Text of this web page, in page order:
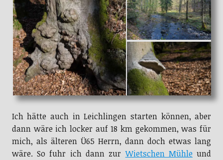
Ich hätte auch in Leichlingen starten können, aber
dann wäre ich locker auf 18 km gekommen, was für
mich, als älteren Ü65 Herrn, dann doch etwas lang
wäre. So fuhr ich dann zurWietschen Mühleund